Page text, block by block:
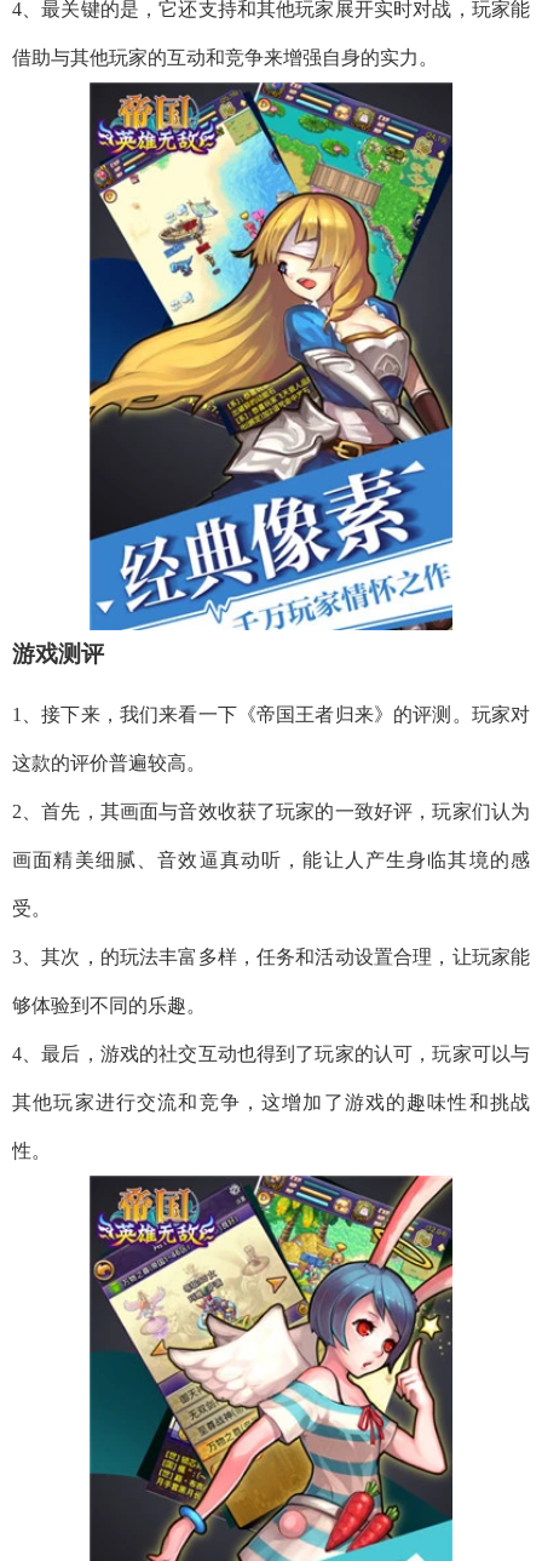
4、最关键的是，它还支持和其他玩家展开实时对战，玩家能
借助与其他玩家的互动和竞争来增强自身的实力。
游戏测评
1、接下来，我们来看一下《帝国王者归来》的评测。玩家对
这款的评价普遍较高。
2、首先，其画面与音效收获了玩家的一致好评，玩家们认为
画面精美细腻、音效逼真动听，能让人产生身临其境的感
受。
3、其次，的玩法丰富多样，任务和活动设置合理，让玩家能
够体验到不同的乐趣。
4、最后，游戏的社交互动也得到了玩家的认可，玩家可以与
其他玩家进行交流和竞争，这增加了游戏的趣味性和挑战
性。